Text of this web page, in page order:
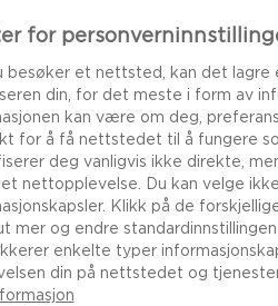
et dekadent
det kort – denne
løk, jordaktige og
aromatisk
for
besøker et nettsted, kan det lagre
din, for det meste i form av
kan være om deg,
for å få nettstedet til å fungere
deg vanligvis ikke direkte,
nettopplevelse. Du kan velge
Klikk på de
mer og endre
enkelte typer
din på nettstedet og